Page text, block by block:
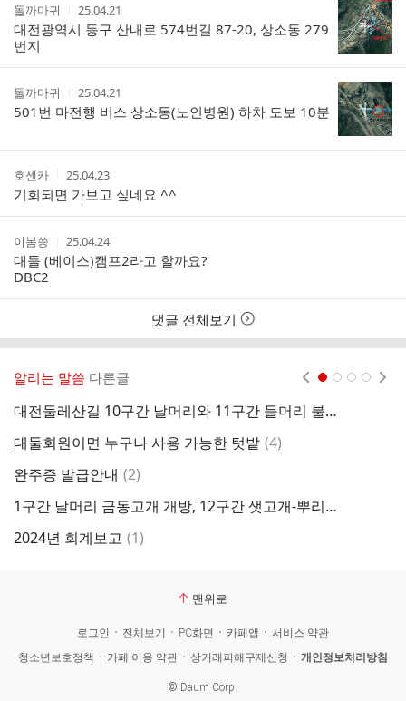
트
작
성
자
돌까마귀
작
성
시
25.04.21
대전광역시 동구 산내로 574번길 87-20, 상소동 279
번지
작
성
자
돌까마귀
작
성
시
25.04.21
501번 마전행 버스 상소동(노인병원) 하차 도보 10분
작
성
자
호센카
작
성
시
간
25.04.23
기회되면 가보고 싶네요 ^^
작
성
자
이봄씅
작
성
시
25.04.24
대둘 (베이스)캠프2라고 할까요?
DBC2
댓글 전체보기
알리는 말씀 다른글
대전둘레산길 10구간 날머리와 11구간 들머리 불편 상황 안내
대둘회원이면 누구나 사용 가능한 텃밭 댓
글
(4)
완주증 발급안내 댓
(2)
1구간 날머리 금동고개 개방, 12구간 샛고개-뿌리공원 폐쇄
2024년 회계보고 댓
(1)
맨위로
로그인 전체보기 PC화면 카페앱
서비스 약관
청소년보호정책
카페 이용 약관 상거래피해구제신청 개인정보처리방침
© Daum Corp.